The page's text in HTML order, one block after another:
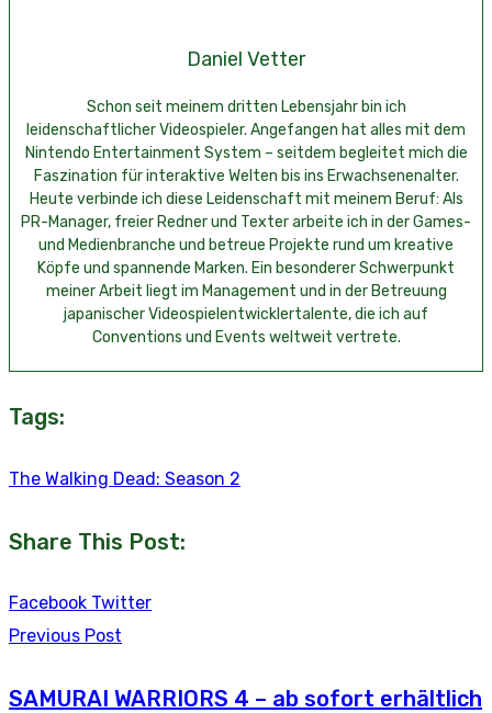
Daniel Vetter
Schon seit meinem dritten Lebensjahr bin ich
leidenschaftlicher Videospieler. Angefangen hat alles mit dem
Nintendo Entertainment System – seitdem begleitet mich die
Faszination für interaktive Welten bis ins Erwachsenenalter.
Heute verbinde ich diese Leidenschaft mit meinem Beruf: Als
PR-Manager, freier Redner und Texter arbeite ich in der Games-
und Medienbranche und betreue Projekte rund um kreative
Köpfe und spannende Marken. Ein besonderer Schwerpunkt
meiner Arbeit liegt im Management und in der Betreuung
japanischer Videospielentwicklertalente, die ich auf
Conventions und Events weltweit vertrete.
Tags:
The Walking Dead: Season 2
Share This Post:
Facebook TwitterYoutube
LinkedIn
Whatsapp
Tumblr
Reddit
Previous Post
SAMURAI WARRIORS 4 – ab sofort erhältlich